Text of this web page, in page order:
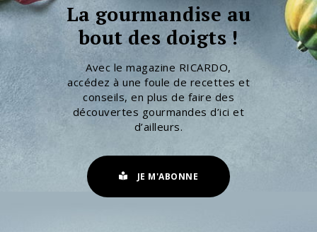
La gourmandise au
bout des doigts !
Avec le magazine RICARDO,
accédez à une foule de recettes et
conseils, en plus de faire des
découvertes gourmandes d’ici et
d’ailleurs.
JE M'ABONNE